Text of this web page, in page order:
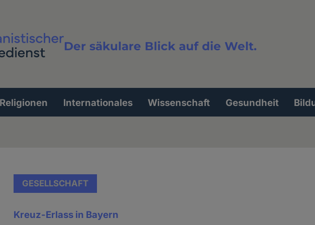
Der säkulare Blick auf die Welt.
Volltextsuche
Religionen Internationales Wissenschaft Gesundheit
GESELLSCHAFT
Kreuz-Erlass in Bayern